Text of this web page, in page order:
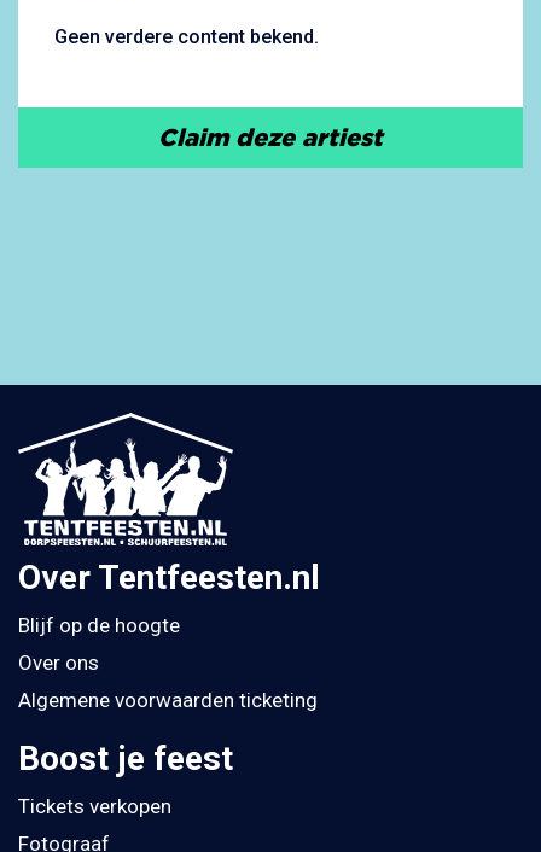
Geen verdere content bekend.
Claim deze artiest
Over Tentfeesten.nl
Blijf op de hoogte
Over ons
Algemene voorwaarden ticketing
Boost je feest
Tickets verkopen
Fotograaf